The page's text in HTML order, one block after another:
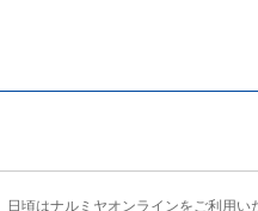
日頃はナルミヤオンラインをご利用い